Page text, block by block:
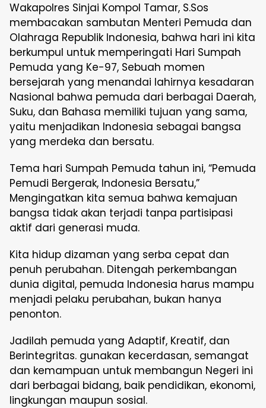
Wakapolres Sinjai Kompol Tamar, S.Sos
membacakan sambutan Menteri Pemuda dan
Olahraga Republik Indonesia, bahwa hari ini kita
berkumpul untuk memperingati Hari Sumpah
Pemuda yang Ke-97, Sebuah momen
bersejarah yang menandai lahirnya kesadaran
Nasional bahwa pemuda dari berbagai Daerah,
Suku, dan Bahasa memiliki tujuan yang sama,
yaitu menjadikan Indonesia sebagai bangsa
yang merdeka dan bersatu.
Tema hari Sumpah Pemuda tahun ini, “Pemuda
Pemudi Bergerak, Indonesia Bersatu,”
Mengingatkan kita semua bahwa kemajuan
bangsa tidak akan terjadi tanpa partisipasi
aktif dari generasi muda.
Kita hidup dizaman yang serba cepat dan
penuh perubahan. Ditengah perkembangan
dunia digital, pemuda Indonesia harus mampu
menjadi pelaku perubahan, bukan hanya
penonton.
Jadilah pemuda yang Adaptif, Kreatif, dan
Berintegritas. gunakan kecerdasan, semangat
dan kemampuan untuk membangun Negeri ini
dari berbagai bidang, baik pendidikan, ekonomi,
lingkungan maupun sosial.